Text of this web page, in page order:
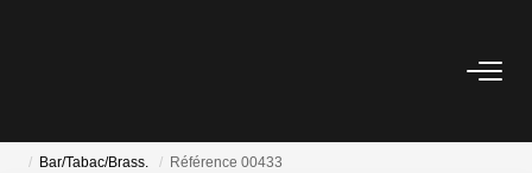
Bar/Tabac/Brass. Référence 00433